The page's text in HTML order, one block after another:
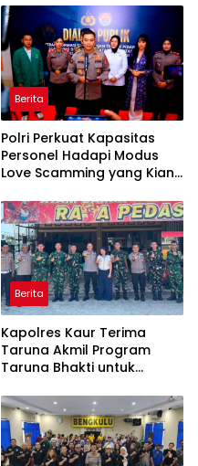
Berita
Polri Perkuat Kapasitas
Personel Hadapi Modus
Love Scamming yang Kian
Berita
Kapolres Kaur Terima
Taruna Akmil Program
Taruna Bhakti untuk
Rakyat Kabupaten Kaur